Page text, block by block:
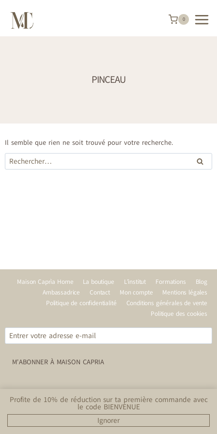
Profite de 10% de réduction sur ta première commande avec
le code BIENVENUE
Ignorer
contenu 0
PINCEAU
Il semble que rien ne soit trouvé pour votre recherche.
Rechercher :
Maison Caprìa Home La boutique L’institut Formations
Blog
Ambassadrice
Contact Mon compte
Mentions légales
Politique de confidentialité
Conditions générales de vente
Politique des cookies
M'ABONNER À MAISON CAPRIA
© 2026 Maison Caprìa
ABONNEZ-VOUS